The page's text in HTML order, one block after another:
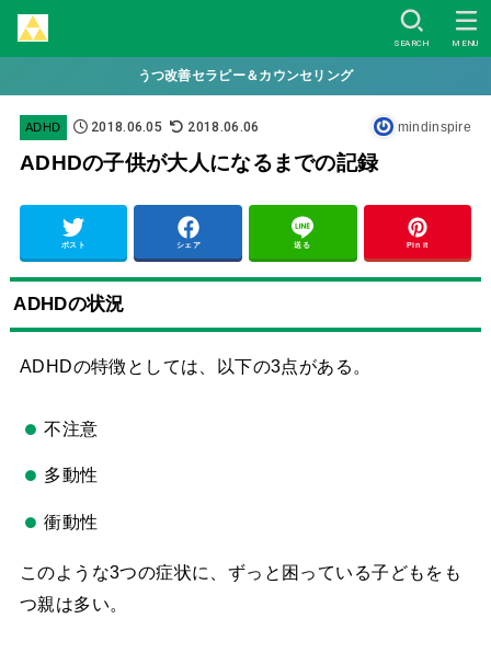
SEARCH MENU
うつ改善セラピー＆カウンセリング
ADHD 2018.06.05 2018.06.06 mindinspire
ADHDの子供が大人になるまでの記録
ポスト シェア 送る Pin it
ADHDの状況
ADHDの特徴としては、以下の3点がある。
不注意
多動性
衝動性
このような3つの症状に、ずっと困っている子どもをも
つ親は多い。